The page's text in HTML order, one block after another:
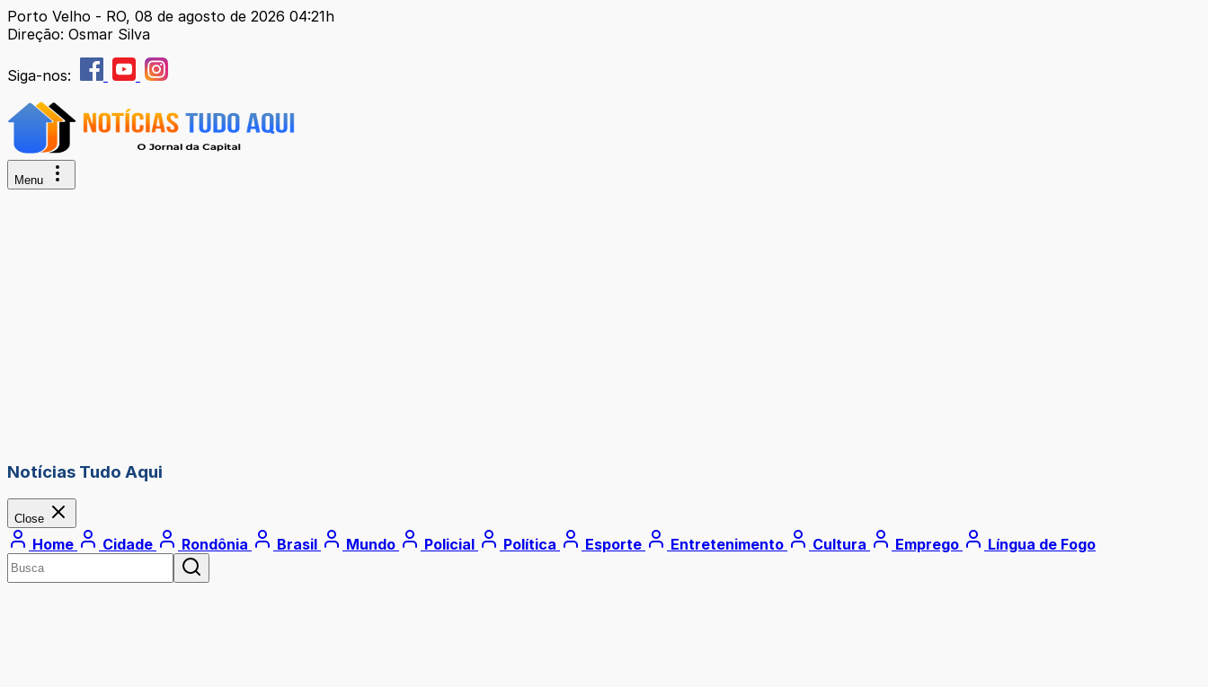
Porto Velho - RO, 08 de agosto de 2026 04:21h
Direção: Osmar Silva
Siga-nos:
Menu
Notícias Tudo Aqui
Close
Home Cidade Rondônia Brasil Mundo Policial Política Esporte Entretenimento Cultura Emprego Língua de Fogo